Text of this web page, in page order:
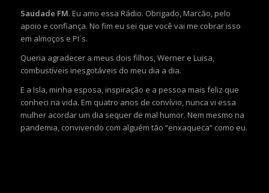
Saudade FM. Eu amo essa Rádio. Obrigado, Marcão, pelo
apoio e confiança. No fim eu sei que você vai me cobrar isso
em almoços e PI´s.
Queria agradecer a meus dois filhos, Werner e Luisa,
combustíveis inesgotáveis do meu dia a dia.
E a Isla, minha esposa, inspiração e a pessoa mais feliz que
conheci na vida. Em quatro anos de convívio, nunca vi essa
mulher acordar um dia sequer de mal humor. Nem mesmo na
pandemia, convivendo com alguém tão “enxaqueca” como eu.